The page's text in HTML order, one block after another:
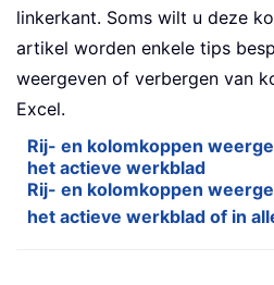
linkerkant. Soms wilt u deze
artikel worden enkele tips
weergeven of verbergen van
Excel.
Rij- en kolomkoppen
het actieve werkblad
Rij- en kolomkoppen
het actieve werkblad of in